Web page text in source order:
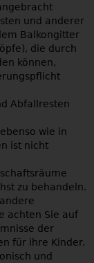
und anderer
Balkongitter
die durch
können,
Abfallresten
wie in
ist nicht
zu behandeln.
achten Sie auf
der
für ihre Kinder.
und